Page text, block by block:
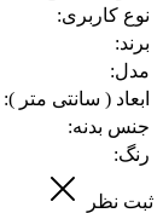
نوع کاربری:
برند:
مدل:
ابعاد ( سانتی متر ):
جنس بدنه:
رنگ:
ثبت نظر